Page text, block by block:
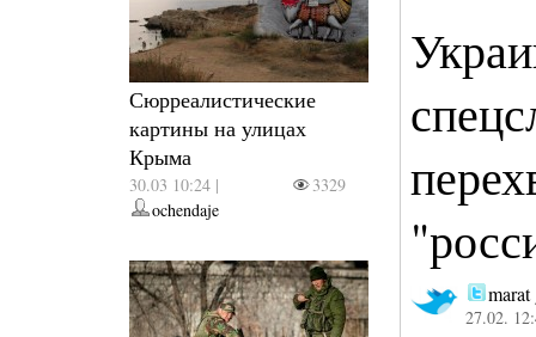
Сюрреалистические
картины на улицах
Крыма
30.03 10:24 |
3329
ochendaje
marat
27.02.